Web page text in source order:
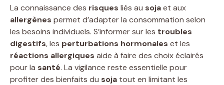
La connaissance des risques liés au sojaet aux
allergènes permet d’adapter la consommation selon
les besoins individuels. S’informer sur les troubles
digestifs, les perturbations hormonales et les
réactions allergiques aide à faire des choix éclairés
pour la santé. La vigilance reste essentielle pour
profiter des bienfaits du soja tout en limitant les